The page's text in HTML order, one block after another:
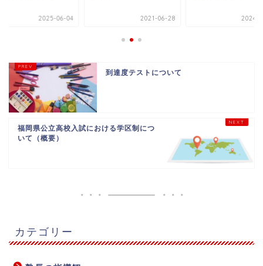
2025-06-04 2021-06-28 2024-
到達度テストについて
福岡県公立高校入試における学区制につ
いて（概要）
カテゴリー